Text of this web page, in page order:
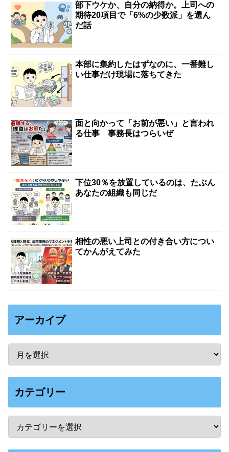
部下ウケか、自分の納得か。上司への
期待20項目で「6%の少数派」を選ん
だ話
本部に集約したはずなのに、一番難し
い仕事だけ現場に落ちてきた
面と向かって「お前が悪い」と言われ
る仕事 事務長はつらいぜ
下位30％を放置しているのは、たぶん
あなたの組織も同じだ
相性の悪い上司との付き合い方につい
てかんがえてみた
アーカイブ
カテゴリー